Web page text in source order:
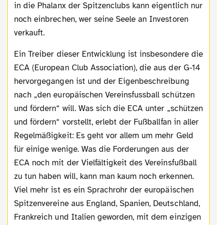
in die Phalanx der Spitzenclubs kann eigentlich nur
noch einbrechen, wer seine Seele an Investoren
verkauft.
Ein Treiber dieser Entwicklung ist insbesondere die
ECA (European Club Association), die aus der G-14
hervorgegangen ist und der Eigenbeschreibung
nach „den europäischen Vereinsfussball schützen
und fördern“ will. Was sich die ECA unter „schützen
und fördern“ vorstellt, erlebt der Fußballfan in aller
Regelmäßigkeit: Es geht vor allem um mehr Geld
für einige wenige. Was die Forderungen aus der
ECA noch mit der Vielfältigkeit des Vereinsfußball
zu tun haben will, kann man kaum noch erkennen.
Viel mehr ist es ein Sprachrohr der europäischen
Spitzenvereine aus England, Spanien, Deutschland,
Frankreich und Italien geworden, mit dem einzigen